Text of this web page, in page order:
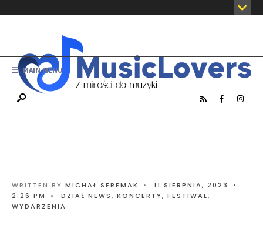
MAIN MENU
WRITTEN BY MICHAŁ SEREMAK • 11 SIERPNIA, 2023
•
2:26 PM
• DZIAŁ NEWS, KONCERTY, FESTIWAL,
WYDARZENIA